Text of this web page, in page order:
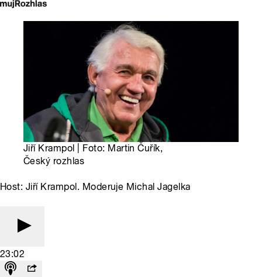
Jiří Krampol | Foto: Martin Čuřík,
Český rozhlas
Host: Jiří Krampol. Moderuje Michal Jagelka
23:02